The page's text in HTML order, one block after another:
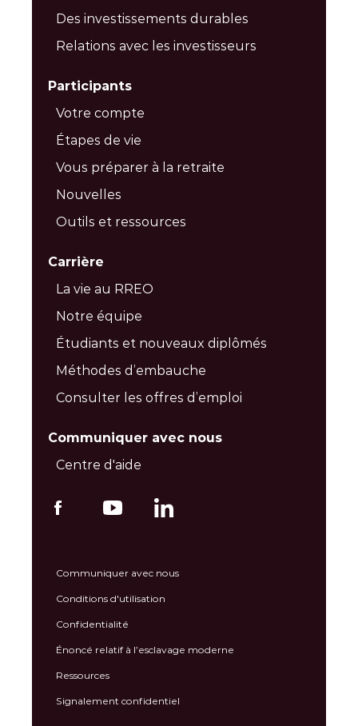
Des investissements durables
Relations avec les investisseurs
Participants
Votre compte
Étapes de vie
Vous préparer à la retraite
Nouvelles
Outils et ressources
Carrière
La vie au RREO
Notre équipe
Étudiants et nouveaux diplômés
Méthodes d’embauche
Consulter les offres d’emploi
Communiquer avec nous
Centre d'aide
Communiquer avec nous
Conditions d'utilisation
Confidentialité
Énoncé relatif à l’esclavage moderne
Ressources
Signalement confidentiel